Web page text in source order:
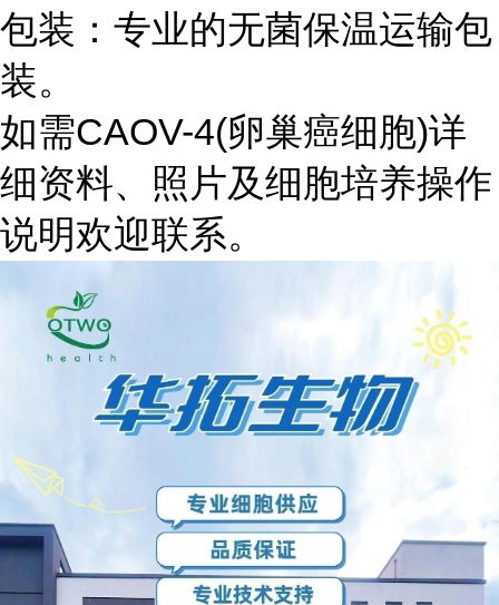
包装：专业的无菌保温运输包
装。
如需CAOV-4(卵巢癌细胞)详
细资料、照片及细胞培养操作
说明欢迎联系。